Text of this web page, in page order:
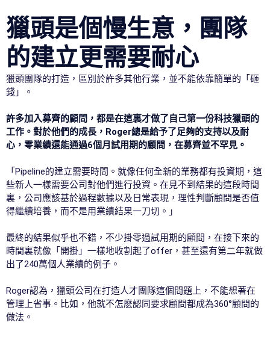
獵頭是個慢生意，團隊
的建立更需要耐心
獵頭團隊的打造，區別於許多其他行業，並不能依靠簡單的「砸
錢」。
許多加入募齊的顧問，都是在這裏才做了自己第一份科技獵頭的
工作。對於他們的成長，Roger總是給予了足夠的支持以及耐
心，零業績還能通過6個月試用期的顧問，在募齊並不罕見。
「Pipeline的建立需要時間。就像任何全新的業務都有投資期，這
些新人一樣需要公司對他們進行投資。在見不到結果的這段時間
裏，公司應該基於過程數據以及日常表現，理性判斷顧問是否值
得繼續培養，而不是用業績結果一刀切。」
最終的結果似乎也不錯，不少掛零過試用期的顧問，在接下來的
時間裏就像「開掛」一樣地收割起了offer，甚至還有第二年就做
出了240萬個人業績的例子。
Roger認為，獵頭公司在打造人才團隊這個問題上，不能想著在
管理上省事。比如，他就不怎麽認同要求顧問都成為360°顧問的
做法。